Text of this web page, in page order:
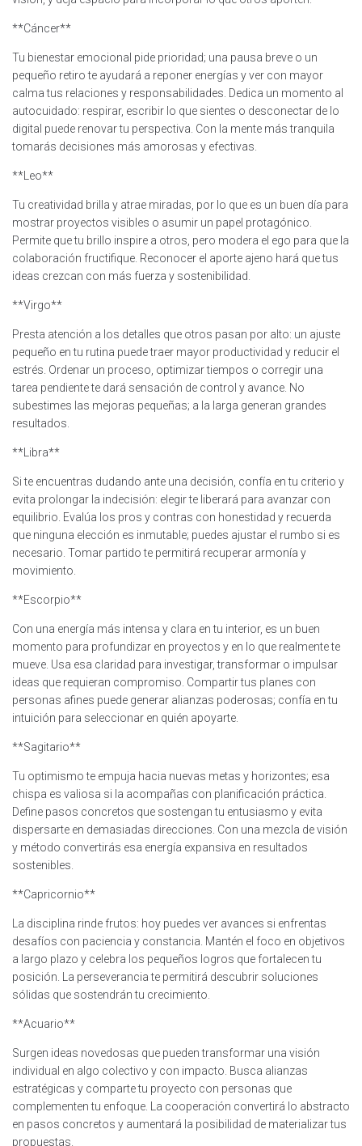
**Cáncer**
Tu bienestar emocional pide prioridad; una pausa breve o un
pequeño retiro te ayudará a reponer energías y ver con mayor
calma tus relaciones y responsabilidades. Dedica un momento al
autocuidado: respirar, escribir lo que sientes o desconectar de lo
digital puede renovar tu perspectiva. Con la mente más tranquila
tomarás decisiones más amorosas y efectivas.
**Leo**
Tu creatividad brilla y atrae miradas, por lo que es un buen día para
mostrar proyectos visibles o asumir un papel protagónico.
Permite que tu brillo inspire a otros, pero modera el ego para que la
colaboración fructifique. Reconocer el aporte ajeno hará que tus
ideas crezcan con más fuerza y sostenibilidad.
**Virgo**
Presta atención a los detalles que otros pasan por alto: un ajuste
pequeño en tu rutina puede traer mayor productividad y reducir el
estrés. Ordenar un proceso, optimizar tiempos o corregir una
tarea pendiente te dará sensación de control y avance. No
subestimes las mejoras pequeñas; a la larga generan grandes
resultados.
**Libra**
Si te encuentras dudando ante una decisión, confía en tu criterio y
evita prolongar la indecisión: elegir te liberará para avanzar con
equilibrio. Evalúa los pros y contras con honestidad y recuerda
que ninguna elección es inmutable; puedes ajustar el rumbo si es
necesario. Tomar partido te permitirá recuperar armonía y
movimiento.
**Escorpio**
Con una energía más intensa y clara en tu interior, es un buen
momento para profundizar en proyectos y en lo que realmente te
mueve. Usa esa claridad para investigar, transformar o impulsar
ideas que requieran compromiso. Compartir tus planes con
personas afines puede generar alianzas poderosas; confía en tu
intuición para seleccionar en quién apoyarte.
**Sagitario**
Tu optimismo te empuja hacia nuevas metas y horizontes; esa
chispa es valiosa si la acompañas con planificación práctica.
Define pasos concretos que sostengan tu entusiasmo y evita
dispersarte en demasiadas direcciones. Con una mezcla de visión
y método convertirás esa energía expansiva en resultados
sostenibles.
**Capricornio**
La disciplina rinde frutos: hoy puedes ver avances si enfrentas
desafíos con paciencia y constancia. Mantén el foco en objetivos
a largo plazo y celebra los pequeños logros que fortalecen tu
posición. La perseverancia te permitirá descubrir soluciones
sólidas que sostendrán tu crecimiento.
**Acuario**
Surgen ideas novedosas que pueden transformar una visión
individual en algo colectivo y con impacto. Busca alianzas
estratégicas y comparte tu proyecto con personas que
complementen tu enfoque. La cooperación convertirá lo abstracto
en pasos concretos y aumentará la posibilidad de materializar tus
propuestas.